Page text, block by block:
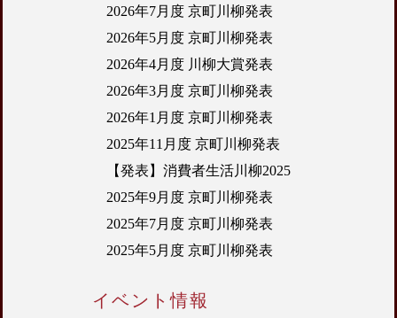
イベント情報
2026年7月度 京町川柳発表
2026年5月度 京町川柳発表
2026年4月度 川柳大賞発表
2026年3月度 京町川柳発表
2026年1月度 京町川柳発表
2025年11月度 京町川柳発表
【発表】消費者生活川柳2025
2025年9月度 京町川柳発表
2025年7月度 京町川柳発表
2025年5月度 京町川柳発表